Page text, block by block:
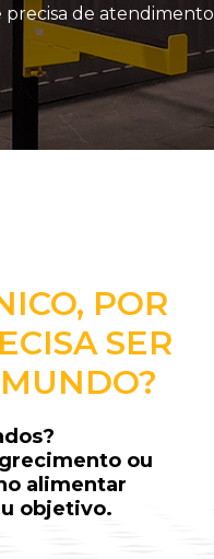
precisa de
POR
SER
ou
alimentar
objetivo.